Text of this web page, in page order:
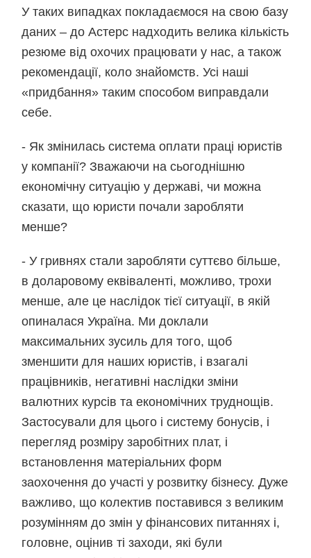
У таких випадках покладаємося на свою базу
даних – до Астерс надходить велика кількість
резюме від охочих працювати у нас, а також
рекомендації, коло знайомств. Усі наші
«придбання» таким способом виправдали
себе.
- Як змінилась система оплати праці юристів
у компанії? Зважаючи на сьогоднішню
економічну ситуацію у державі, чи можна
сказати, що юристи почали заробляти
менше?
- У гривнях стали заробляти суттєво більше,
в доларовому еквіваленті, можливо, трохи
менше, але це наслідок тієї ситуації, в якій
опиналася Україна. Ми доклали
максимальних зусиль для того, щоб
зменшити для наших юристів, і взагалі
працівників, негативні наслідки зміни
валютних курсів та економічних труднощів.
Застосували для цього і систему бонусів, і
перегляд розміру заробітних плат, і
встановлення матеріальних форм
заохочення до участі у розвитку бізнесу. Дуже
важливо, що колектив поставився з великим
розумінням до змін у фінансових питаннях і,
головне, оцінив ті заходи, які були